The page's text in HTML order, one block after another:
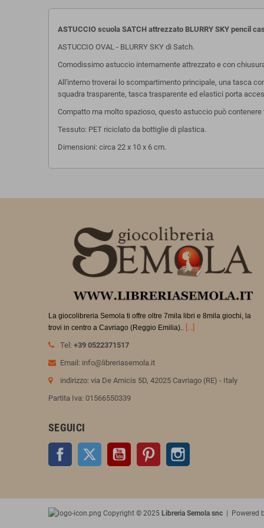
ASTUCCIO scuola SATCH attrezzato BLURRY SKY pencil
ASTUCCIO OVAL - BLURRY SKY di Satch.
Comodissimo astuccio internamente attrezzato e con
All'interno troverai lo scompartimento principale, una tasca
squadra trasparente, tasca trasparente ed elastici porta
Compatto ma molto spazioso, questo astuccio può
Tessuto: PET riciclato da bottiglie di plastica.
Dimensioni: circa 22 x 10 x 6 cm.
La giocolibreria Semola ti offre oltre 7mila libri e 8mila giochi, la
trovi in centro a Cavriago (Reggio Emilia). . [...]
Tel: +39 0522371517
Email: info@libreriasemola.it
indirizzo: via De Amicis 5D, 42025 Cavriago (RE) - Italy
Partita Iva: 01566550339
SEGUICI
Facebook Twitter YouTube Pinterest
Copyright © 2025 Libreria Semola snc | Powered